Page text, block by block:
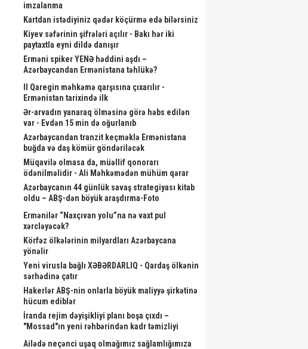
imzalanma
Kartdan istədiyiniz qədər köçürmə edə bilərsiniz
Kiyev səfərinin şifrələri açılır - Bakı hər iki
paytaxtla eyni dildə danışır
Erməni spiker YENƏ həddini aşdı –
Azərbaycandan Ermənistana təhlükə?
II Qaregin məhkəmə qarşısına çıxarılır -
Ermənistan tarixində ilk
Ər-arvadın yanaraq ölməsinə görə həbs edilən
var - Evdən 15 min də oğurlanıb
Azərbaycandan tranzit keçməklə Ermənistana
buğda və daş kömür göndəriləcək
Müqavilə olmasa da, müəllif qonorarı
ödənilməlidir - Ali Məhkəmədən mühüm qərar
Azərbaycanın 44 günlük savaş strategiyası kitab
oldu – ABŞ-dən böyük araşdırma-Foto
Ermənilər “Naxçıvan yolu”na nə vaxt pul
xərcləyəcək?
Körfəz ölkələrinin milyardları Azərbaycana
yönəlir
Yeni virusla bağlı XƏBƏRDARLIQ - Qardaş ölkənin
sərhədinə çatır
Hakerlər ABŞ-nin onlarla böyük maliyyə şirkətinə
hücum ediblər
İranda rejim dəyişikliyi planı boşa çıxdı –
"Mossad"ın yeni rəhbərindən kadr təmizliyi
Ailədə neçənci uşaq olmağımız sağlamlığımıza